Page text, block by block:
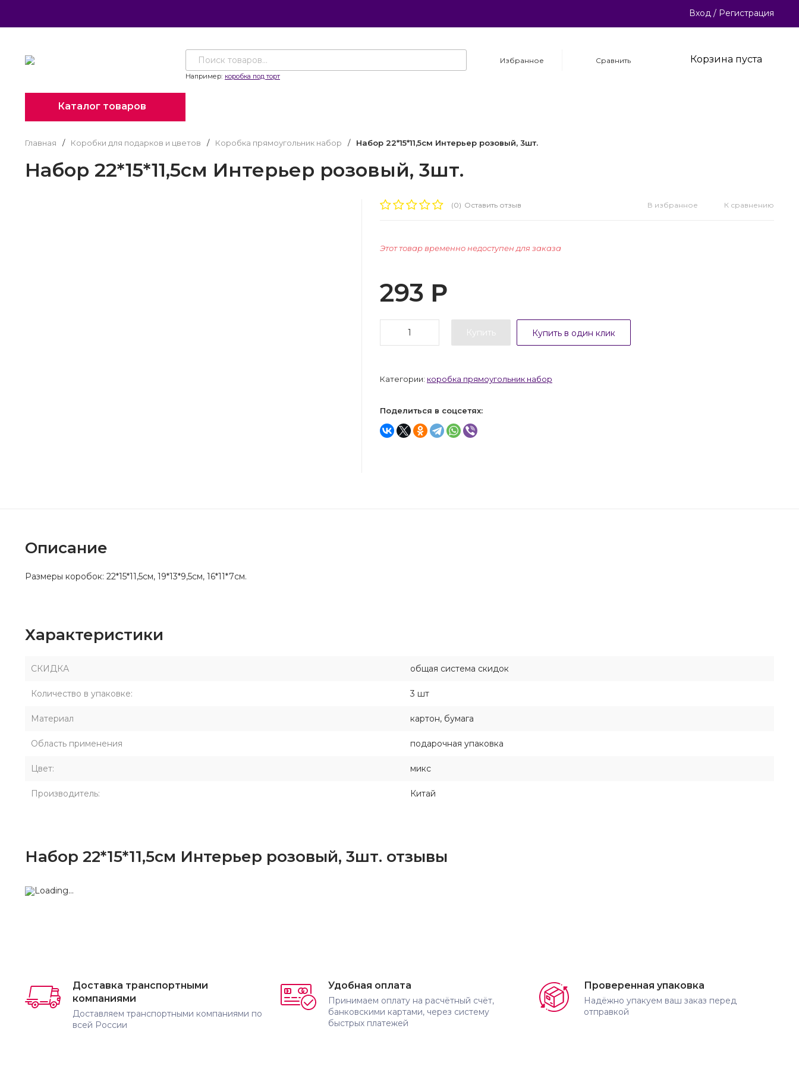
Вход / Регистрация
Например: коробка под торт
Избранное Сравнить Корзина пуста
Каталог товаров
Главная / Коробки для подарков и цветов / Коробка прямоугольник набор / Набор 22*15*11,5см Интерьер розовый, 3шт.
Набор 22*15*11,5см Интерьер розовый, 3шт.
(0) Оставить отзыв В избранное К сравнению
Этот товар временно недоступен для заказа
293 Р
Купить Купить в один клик
Категории: коробка прямоугольник набор
Поделиться в соцсетях:
Описание
Размеры коробок: 22*15*11,5см, 19*13*9,5см, 16*11*7см.
Характеристики
СКИДКА общая система скидок
Количество в упаковке: 3 шт
Материал картон, бумага
Область применения подарочная упаковка
Цвет: микс
Производитель: Китай
Набор 22*15*11,5см Интерьер розовый, 3шт. отзывы
Доставка транспортными
компаниями
Доставляем транспортными компаниями по
всей России
Удобная оплата
Принимаем оплату на расчётный счёт,
банковскими картами, через систему
быстрых платежей
Проверенная упаковка
Надёжно упакуем ваш заказ перед
отправкой